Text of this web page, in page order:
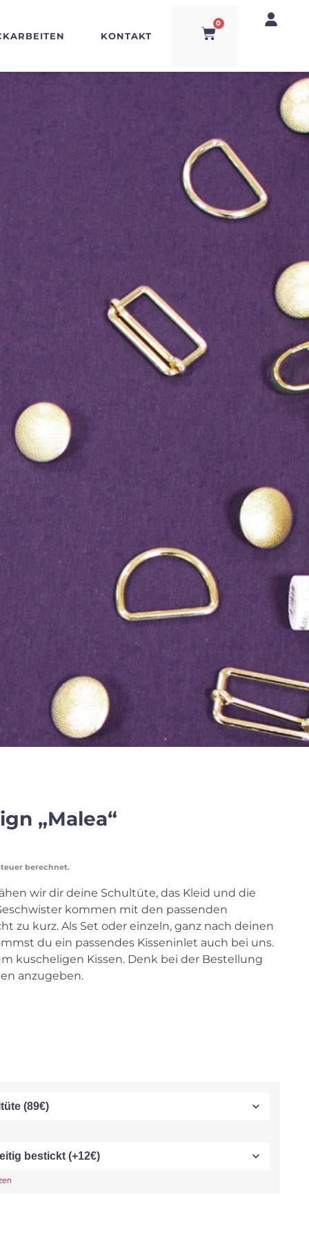
KONTAKT
0
„Malea“
berechnet.
wir dir deine Schultüte, das Kleid und die
kommen mit den passenden
zu kurz. Als Set oder einzeln, ganz nach deinen
du ein passendes Kisseninlet auch bei uns.
kuscheligen Kissen. Denk bei der Bestellung
anzugeben.